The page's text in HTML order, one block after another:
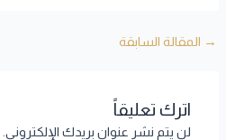
→ المقالة السابقة
اترك تعليقاً
لن يتم نشر عنوان بريدك الإلكتروني.